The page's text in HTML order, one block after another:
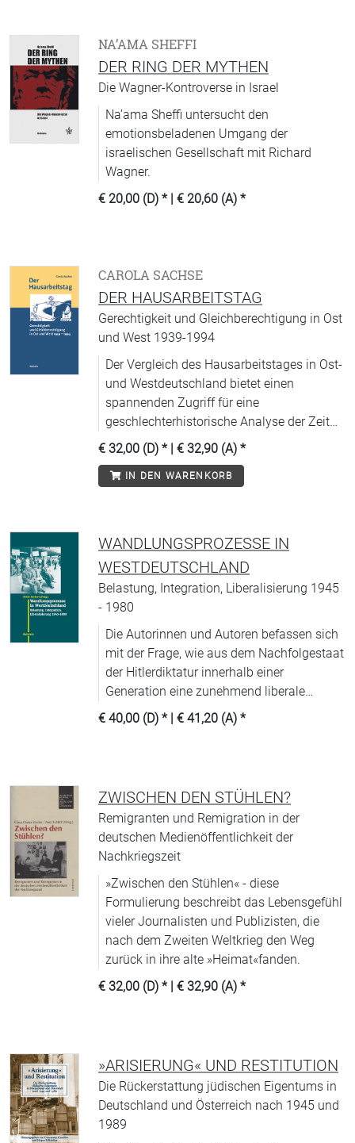
NA’AMA SHEFFI
DER RING DER MYTHEN
Die Wagner-Kontroverse in Israel
Na’ama Sheffi untersucht den
emotionsbeladenen Umgang der
israelischen Gesellschaft mit Richard
Wagner.
€ 20,00 (D) * | € 20,60 (A) *
CAROLA SACHSE
DER HAUSARBEITSTAG
Gerechtigkeit und Gleichberechtigung in Ost
und West 1939-1994
Der Vergleich des Hausarbeitstages in Ost-
und Westdeutschland bietet einen
spannenden Zugriff für eine
geschlechterhistorische Analyse der Zeit
von 1939-1994.
€ 32,00 (D) * | € 32,90 (A) *
IN DEN WARENKORB
WANDLUNGSPROZESSE IN
WESTDEUTSCHLAND
Belastung, Integration, Liberalisierung 1945
- 1980
Die Autorinnen und Autoren befassen sich
mit der Frage, wie aus dem Nachfolgestaat
der Hitlerdiktatur innerhalb einer
Generation eine zunehmend liberale
Gesellschaft werden konnte.
€ 40,00 (D) * | € 41,20 (A) *
ZWISCHEN DEN STÜHLEN?
Remigranten und Remigration in der
deutschen Medienöffentlichkeit der
Nachkriegszeit
»Zwischen den Stühlen« - diese
Formulierung beschreibt das Lebensgefühl
vieler Journalisten und Publizisten, die
nach dem Zweiten Weltkrieg den Weg
zurück in ihre alte »Heimat«fanden.
€ 32,00 (D) * | € 32,90 (A) *
»ARISIERUNG« UND RESTITUTION
Die Rückerstattung jüdischen Eigentums in
Deutschland und Österreich nach 1945 und
1989